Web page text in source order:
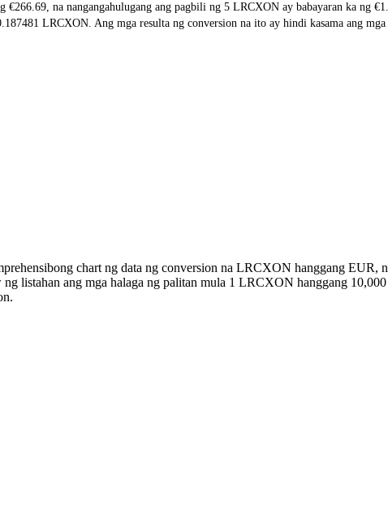
€266.69, na nangangahulugang ang pagbili ng 5 LRCXON ay babayaran ka ng
LRCXON. Ang mga resulta ng conversion na ito ay hindi kasama ang
chart ng data ng conversion na LRCXON hanggang EUR,
ng listahan ang mga halaga ng palitan mula 1 LRCXON hanggang